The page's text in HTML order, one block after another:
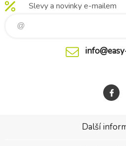
Slevy a novinky e-mailem
Další